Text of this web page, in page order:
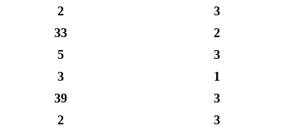
2 3
33 2
5 3
3 1
39 3
2 3